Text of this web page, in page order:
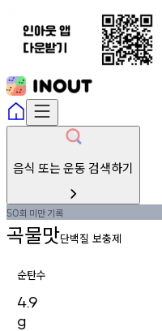
음식 또는 운동 검색하기
50회 미만기록
곡물맛단백질 보충제
순탄수
4.9
g